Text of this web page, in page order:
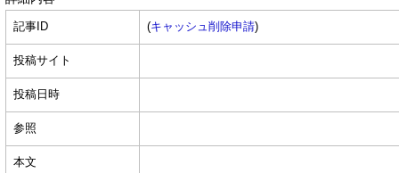
記事ID (キャッシュ削除申請)
投稿サイト
投稿日時
参照
本文